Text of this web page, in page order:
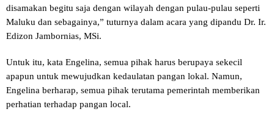
disamakan begitu saja dengan wilayah dengan pulau-pulau seperti
Maluku dan sebagainya,” tuturnya dalam acara yang dipandu Dr. Ir.
Edizon Jambornias, MSi.
Untuk itu, kata Engelina, semua pihak harus berupaya sekecil
apapun untuk mewujudkan kedaulatan pangan lokal. Namun,
Engelina berharap, semua pihak terutama pemerintah memberikan
perhatian terhadap pangan local.